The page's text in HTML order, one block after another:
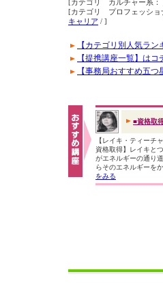
[カテゴリ カルチャー系：
[カテゴリ プロフェッショ
キャリア / ]
【カテゴリ別人気ラ
【提携講座一覧】はコ
【事務局おすすめ五
■資格取
【レイキ・ティーチ
資格取得】レイキと
がエネルギーの通り
らそのエネルギーを
をみる